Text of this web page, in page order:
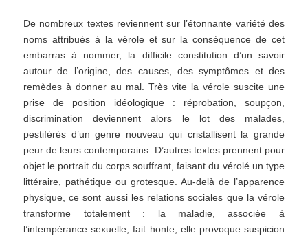
De nombreux textes reviennent sur l’étonnante variété des
noms attribués à la vérole et sur la conséquence de cet
embarras à nommer, la difficile constitution d’un savoir
autour de l’origine, des causes, des symptômes et des
remèdes à donner au mal. Très vite la vérole suscite une
prise de position idéologique : réprobation, soupçon,
discrimination deviennent alors le lot des malades,
pestiférés d’un genre nouveau qui cristallisent la grande
peur de leurs contemporains. D’autres textes prennent pour
objet le portrait du corps souffrant, faisant du vérolé un type
littéraire, pathétique ou grotesque. Au-delà de l’apparence
physique, ce sont aussi les relations sociales que la vérole
transforme totalement : la maladie, associée à
l’intempérance sexuelle, fait honte, elle provoque suspicion